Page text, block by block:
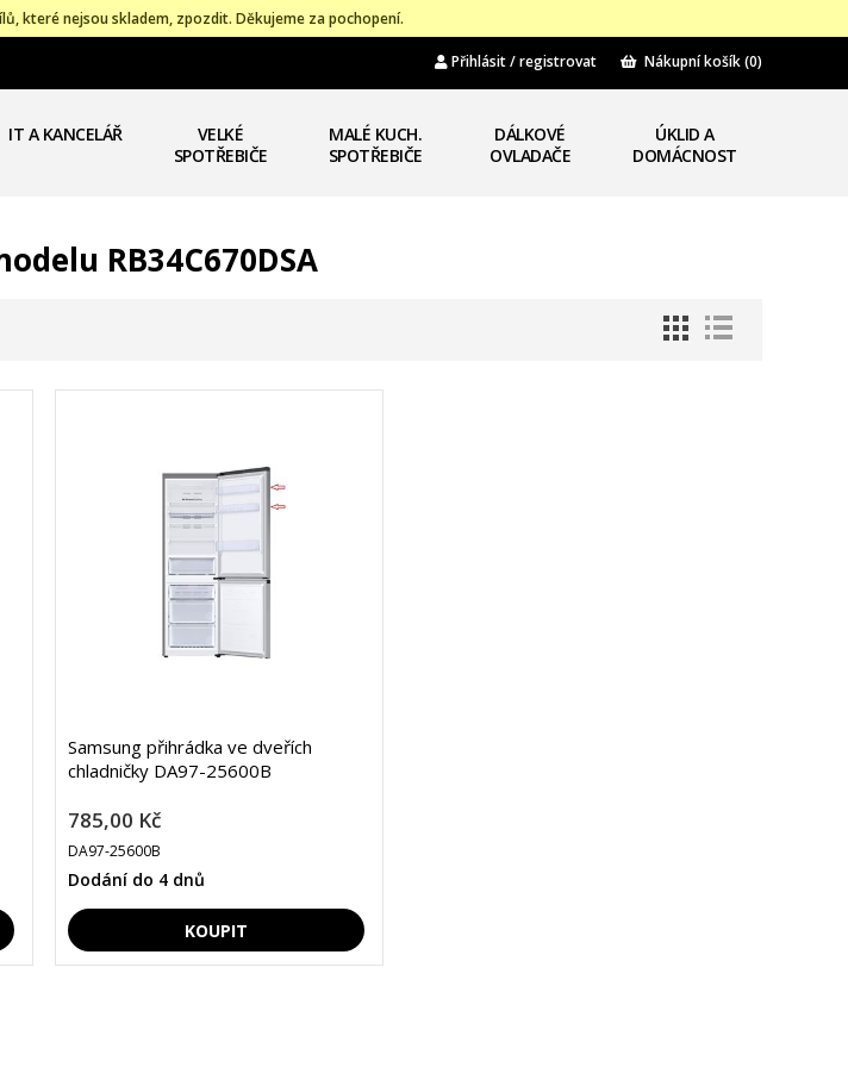
které nejsou skladem, zpozdit. Děkujeme za pochopení.
Přihlásit / registrovat Nákupní košík(0)
IT A KANCELÁŘ
VELKÉ
SPOTŘEBIČE
MALÉ KUCH.
SPOTŘEBIČE
DÁLKOVÉ
OVLADAČE
ÚKLID A
DOMÁCNOST
RB34C670DSA
Samsung přihrádka ve dveřích
chladničky DA97-25600B
785,00 Kč
DA97-25600B
Dodání do 4 dnů